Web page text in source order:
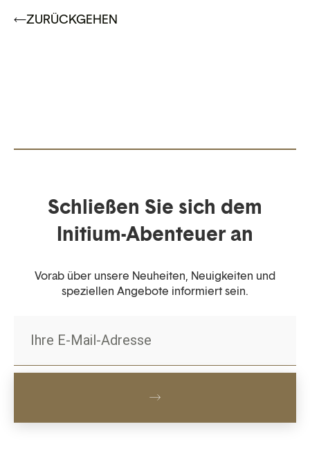
ZURÜCKGEHEN
Schließen Sie sich dem
Initium-Abenteuer an
Vorab über unsere Neuheiten, Neuigkeiten und
speziellen Angebote informiert sein.